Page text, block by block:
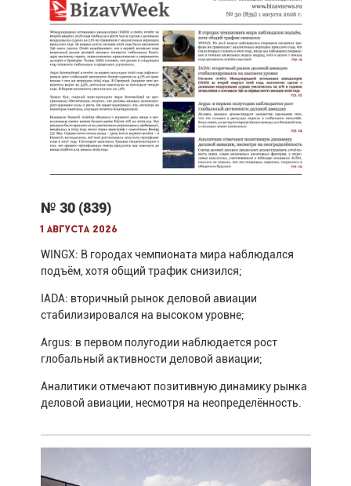
№ 30 (839)
1 августа 2026
WINGX: В городах чемпионата мира наблюдался
подъём, хотя общий трафик снизился;
IADA: вторичный рынок деловой авиации
стабилизировался на высоком уровне;
Argus: в первом полугодии наблюдается рост
глобальный активности деловой авиации;
Аналитики отмечают позитивную динамику рынка
деловой авиации, несмотря на неопределённость.